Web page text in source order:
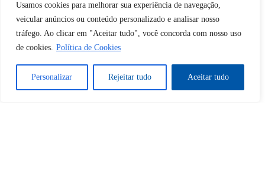
Usamos cookies para melhorar sua experiência de navegação,
veicular anúncios ou conteúdo personalizado e analisar nosso
tráfego. Ao clicar em "Aceitar tudo", você concorda com nosso uso
de cookies. Política de Cookies
Personalizar Rejeitar tudo Aceitar tudo
Tem certeza de que deseja
desbloquear esta publicação?